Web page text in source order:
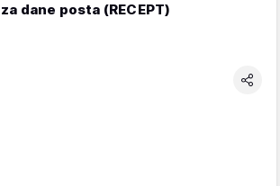
za dane posta (RECEPT)